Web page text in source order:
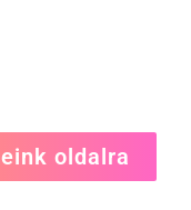
oldalra